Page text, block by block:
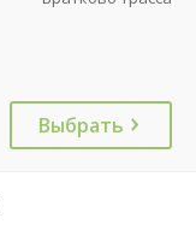
Выбрать